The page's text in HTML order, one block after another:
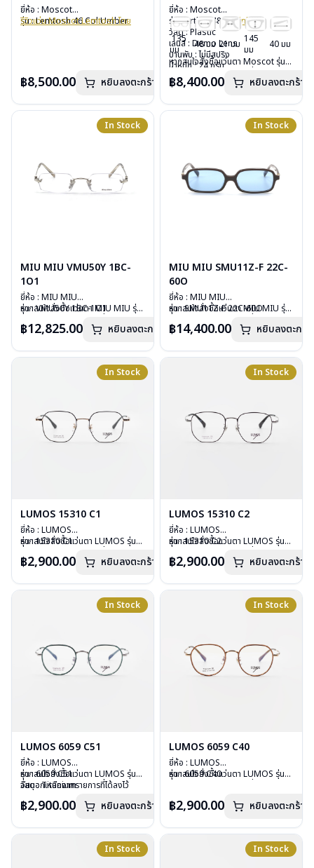
ยี่ห้อ : Moscot
รุ่น : Lemtosh 46 Col.Umber
น้ำหนัก : 33 กรัม
อุปกรณ์ : กล่องแว่น, กล่องกระดาษ,
การรับประกัน : 1 ปี
รีวิวแว่น Moscot Lemtosh โดย
฿8,500.00 หยิบลงตะกร้า
ยี่ห้อ : Moscot
รุ่น : Arthur 48Col.ink
วัสดุ : Plastic
เลนส์ : Demo Lens
บานพับ : ไม่มีสปริง
น้ำหนัก : 24 กรัม
อุปกรณ์ : กล่องแว่น, กล่องกระดาษ,
ผ้าเช็ดแว่น
135
มม
48 มม 21 มม 145
มม
40 มม
หากสนใจสั่งชื้อแว่นตา Moscot รุ่น
กรุณาติดต่อเราคลิก
฿8,400.00 หยิบลงตะกร้า
In Stock
MIU MIU VMU50Y 1BC-
1O1
ยี่ห้อ : MIU MIU
รุ่น : VMU50Y 1BC-1O1
เลนส์ : Demo Lens
น้ำหนัก : 22 กรัม
อุปกรณ์ : กล่องแว่น , ผ้าเช็ดแว่น
หากสนใจสั่งชื้อแว่นตา MIU MIU รุ่น
กรุณาติดต่อเราคลิก
฿12,825.00 หยิบลงตะกร้า
In Stock
MIU MIU SMU11Z-F 22C-
60O
ยี่ห้อ : MIU MIU
รุ่น : SMU11Z-F 22C-60O
เลนส์ : กันแดดสีฟ้า
น้ำหนัก : 24 กรัม
อุปกรณ์ : กล่องแว่น , ผ้าเช็ดแว่น
หากสนใจสั่งชื้อแว่นตา MIU MIU รุ่น
กรุณาติดต่อเราคลิก
฿14,400.00 หยิบลงตะกร้า
In Stock
LUMOS 15310 C1
ยี่ห้อ : LUMOS
รุ่น : 15310 C1
เลนส์ : Demo Lens
น้ำหนัก : 16 กรัม
อุปกรณ์ : กล่องแว่น , ผ้าเช็ดแว่น
หากสนใจสั่งชื้อแว่นตา LUMOS รุ่น
กรุณาติดต่อเราคลิก
฿2,900.00 หยิบลงตะกร้า
In Stock
LUMOS 15310 C2
ยี่ห้อ : LUMOS
รุ่น : 15310 C2
เลนส์ : Demo Lens
น้ำหนัก : 16 กรัม
อุปกรณ์ : กล่องแว่น , ผ้าเช็ดแว่น
หากสนใจสั่งชื้อแว่นตา LUMOS รุ่น
กรุณาติดต่อเราคลิก
฿2,900.00 หยิบลงตะกร้า
In Stock
LUMOS 6059 C51
ยี่ห้อ : LUMOS
รุ่น : 6059 C51
วัสดุ : Titanium
บานพับ : ไม่มีสปริง
อุปกรณ์ : กล่องแว่น , ผ้าเช็ดแว่น
หากสนใจสั่งชื้อแว่นตา LUMOS รุ่น
อื่นนอกเหนือจากรายการที่ได้ลงไว้
฿2,900.00 หยิบลงตะกร้า
In Stock
LUMOS 6059 C40
ยี่ห้อ : LUMOS
รุ่น : 6059 C40
บานพับ : ไม่มีสปริง
อุปกรณ์ : กล่องแว่น , ผ้าเช็ดแว่น
หากสนใจสั่งชื้อแว่นตา LUMOS รุ่น
฿2,900.00 หยิบลงตะกร้า
In Stock In Stock